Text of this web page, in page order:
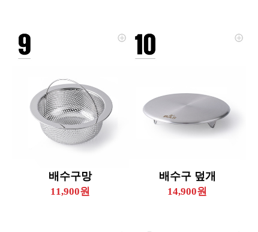
배수구망
11,900원
배수구 덮개
14,900원